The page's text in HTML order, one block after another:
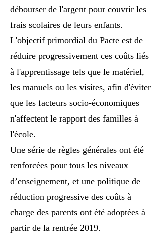
débourser de l'argent pour couvrir les
frais scolaires de leurs enfants.
L'objectif primordial du Pacte est de
réduire progressivement ces coûts liés
à l'apprentissage tels que le matériel,
les manuels ou les visites, afin d'éviter
que les facteurs socio-économiques
n'affectent le rapport des familles à
l'école.
Une série de règles générales ont été
renforcées pour tous les niveaux
d’enseignement, et une politique de
réduction progressive des coûts à
charge des parents ont été adoptées à
partir de la rentrée 2019.